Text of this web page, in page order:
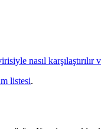
nasıl
listesi.